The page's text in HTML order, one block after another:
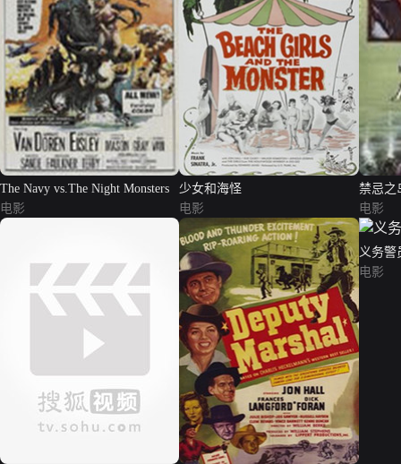
The Navy vs.The Night Monsters
电影
少女和海怪
电影
禁忌之
电影
义务警
电影